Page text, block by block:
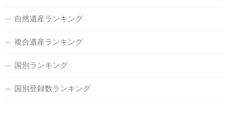
自然遺産ランキング
複合遺産ランキング
国別ランキング
国別登録数ランキング